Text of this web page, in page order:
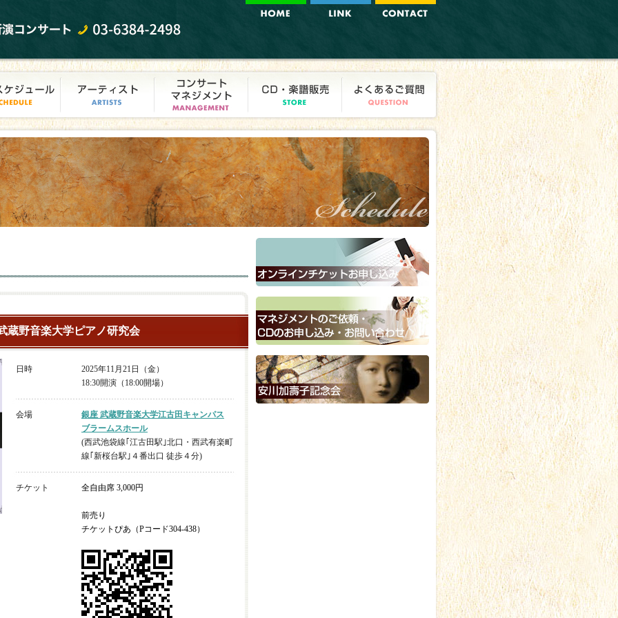
蔵野音楽大学ピアノ研究会
日時
2025年11月21日（金）
18:30開演（18:00開場）
会場
銀座 武蔵野音楽大学江古田キャンパス
ブラームスホール
(西武池袋線｢江古田駅｣北口・西武有楽町
線｢新桜台駅｣４番出口 徒歩４分)
チケット 全自由席 3,000円
前売り
チケットぴあ（Pコード304-438）